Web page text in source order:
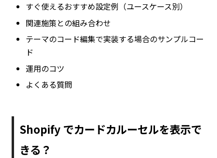
すぐ使えるおすすめ設定例（ユースケース別）
関連施策との組み合わせ
テーマのコード編集で実装する場合のサンプルコー
ド
運用のコツ
よくある質問
Shopify でカードカルーセルを表示で
きる？